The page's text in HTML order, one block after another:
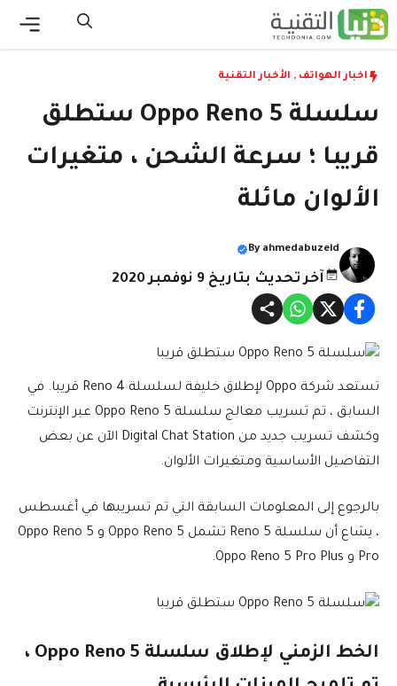
انتقل
إلى
اخبار الهواتف , الأخبار التقنية
سلسلة Oppo Reno 5 ستطلق
قريبا ؛ سرعة الشحن ، متغيرات
الألوان مائلة
By ahmedabuzeid
آخر تحديث بتاريخ 9 نوفمبر 2020
تستعد شركة Oppo لإطلاق خليفة لسلسلة Reno 4 قريبا. في
السابق ، تم تسريب معالج سلسلة Oppo Reno 5 عبر الإنترنت
وكشف تسريب جديد من Digital Chat Station الآن عن بعض
التفاصيل الأساسية ومتغيرات الألوان.
بالرجوع إلى المعلومات السابقة التي تم تسريبها في أغسطس
، يشاع أن سلسلة Reno 5 تشمل Oppo Reno 5 و Oppo Reno 5
Pro و Oppo Reno 5 Pro Plus.
الخط الزمني لإطلاق سلسلة Oppo Reno 5 ،